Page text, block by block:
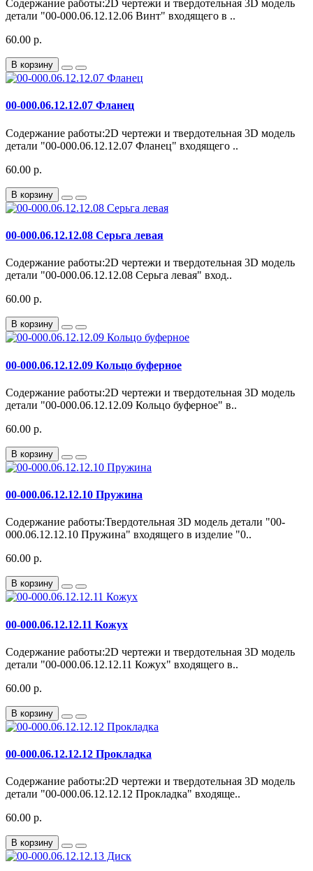
Содержание работы:2D чертежи и твердотельная 3D модель
детали "00-000.06.12.12.06 Винт" входящего в ..
60.00 р.
В корзину
00-000.06.12.12.07 Фланец
Содержание работы:2D чертежи и твердотельная 3D модель
детали "00-000.06.12.12.07 Фланец" входящего ..
60.00 р.
В корзину
00-000.06.12.12.08 Серьга левая
Содержание работы:2D чертежи и твердотельная 3D модель
детали "00-000.06.12.12.08 Серьга левая" вход..
60.00 р.
В корзину
00-000.06.12.12.09 Кольцо буферное
Содержание работы:2D чертежи и твердотельная 3D модель
детали "00-000.06.12.12.09 Кольцо буферное" в..
60.00 р.
В корзину
00-000.06.12.12.10 Пружина
Содержание работы:Твердотельная 3D модель детали "00-
000.06.12.12.10 Пружина" входящего в изделие "0..
60.00 р.
В корзину
00-000.06.12.12.11 Кожух
Содержание работы:2D чертежи и твердотельная 3D модель
детали "00-000.06.12.12.11 Кожух" входящего в..
60.00 р.
В корзину
00-000.06.12.12.12 Прокладка
Содержание работы:2D чертежи и твердотельная 3D модель
детали "00-000.06.12.12.12 Прокладка" входяще..
60.00 р.
В корзину